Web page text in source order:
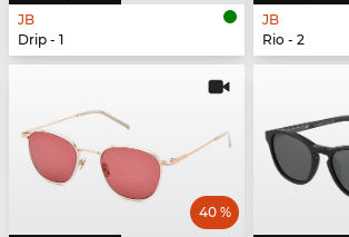
JB
Drip - 1
JB
Rio - 2
40 %